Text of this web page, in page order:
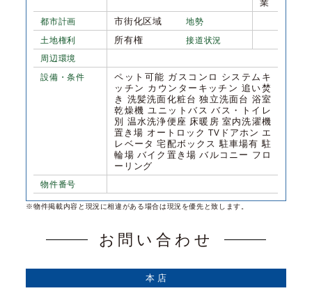
都市計画 市街化区域
地勢
土地権利
所有権
接道状況
周辺環境
設備・条件
ペット可能 ガスコンロ システムキ
ッチン カウンターキッチン 追い焚
き 洗髪洗面化粧台 独立洗面台 浴室
乾燥機 ユニットバス バス・トイレ
別 温水洗浄便座 床暖房 室内洗濯機
置き場 オートロック TVドアホン エ
レベータ 宅配ボックス 駐車場有 駐
輪場 バイク置き場 バルコニー フロ
ーリング
物件番号
※物件掲載内容と現況に相違がある場合は現況を優先と致します。
お問い合わせ
本 店